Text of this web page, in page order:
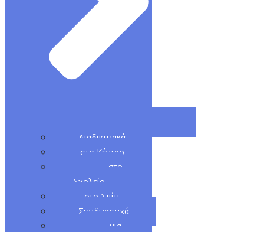
Διαδικτυακά
στο Κέντρο
στο
Σχολείο
στο Σπίτι
Συνδυαστικά
για